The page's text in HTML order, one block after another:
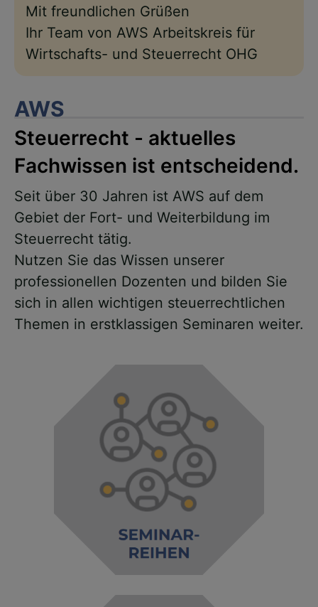
Mit freundlichen Grüßen
Ihr Team von AWS Arbeitskreis für
Wirtschafts- und Steuerrecht OHG
AWS
Steuerrecht - aktuelles
Fachwissen ist entscheidend.
Seit über 30 Jahren ist AWS auf dem
Gebiet der Fort- und Weiterbildung im
Steuerrecht tätig.
Nutzen Sie das Wissen unserer
professionellen Dozenten und bilden Sie
sich in allen wichtigen steuerrechtlichen
Themen in erstklassigen Seminaren weiter.